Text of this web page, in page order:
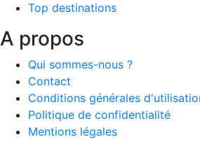
Top destinations
A propos
Qui sommes-nous ?
Contact
Conditions générales
Politique de confidentialité
Mentions légales